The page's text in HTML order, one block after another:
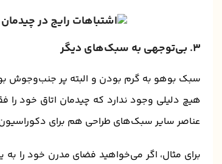
۳. بی‌توجهی به سبک‌های دیگر
سبک بوهو به گرم بودن و البته پر
هیچ دلیلی وجود ندارد که چیدمان اتاق خود را
عناصر سایر سبک‌های طراحی هم برای
برای مثال، اگر می‌خواهید فضای مدرن خود را